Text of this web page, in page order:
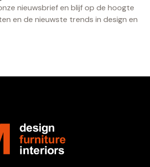
nieuwsbrief en blijf op de hoogte
en de nieuwste trends in design en